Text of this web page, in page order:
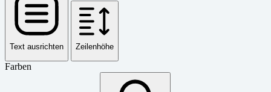
Text ausrichten Zeilenhöhe
Farben